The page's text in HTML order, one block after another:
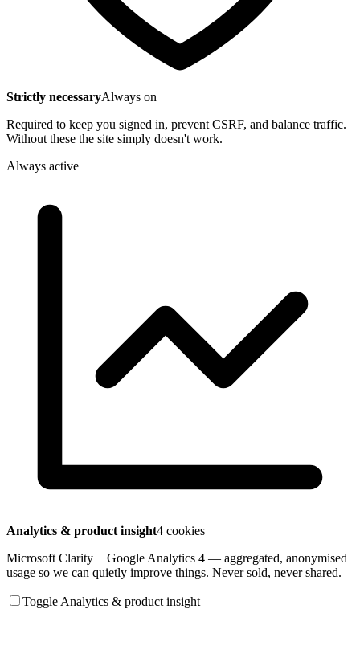
Strictly necessaryAlways on
Required to keep you signed in, prevent CSRF, and balance traffic.
Without these the site simply doesn't work.
Always active
Analytics & product insight4 cookies
Microsoft Clarity + Google Analytics 4 — aggregated, anonymised
usage so we can quietly improve things. Never sold, never shared.
Toggle Analytics & product insight